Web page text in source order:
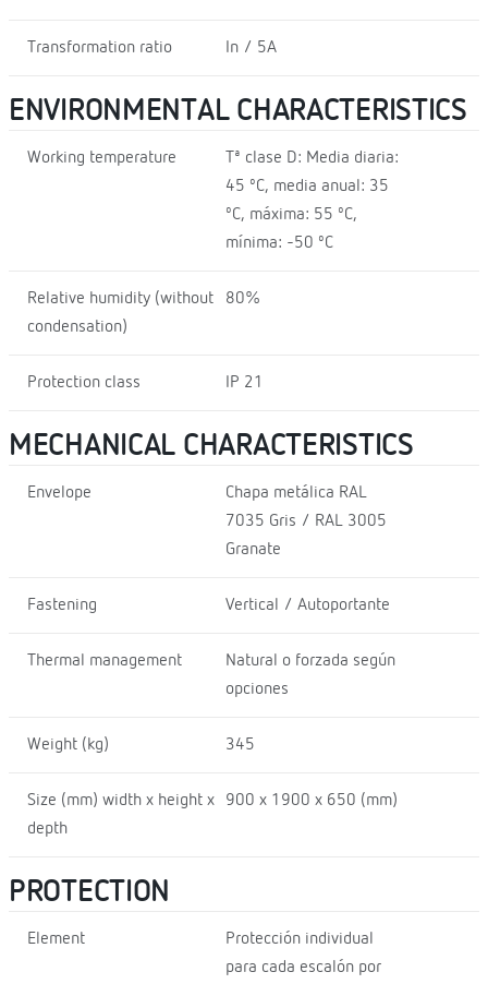
Transformation ratio In / 5A
ENVIRONMENTAL CHARACTERISTICS
Working temperature
Tª clase D: Media diaria:
45 ºC, media anual: 35
ºC, máxima: 55 ºC,
mínima: -50 ºC
Relative humidity (without
condensation)
80%
Protection class IP 21
MECHANICAL CHARACTERISTICS
Envelope
Chapa metálica RAL
7035 Gris / RAL 3005
Granate
Fastening Vertical / Autoportante
Thermal management
Natural o forzada según
opciones
Weight (kg) 345
Size (mm) width x height x
depth
900 x 1900 x 650 (mm)
PROTECTION
Element
Protección individual
para cada escalón por